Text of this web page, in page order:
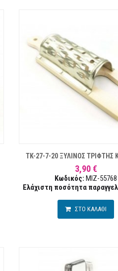
TK-27-7-20 ΞΥΛΙΝΟΣ ΤΡΙΦΤΗΣ
3,90 €
Κωδικός: MIZ-55768
Ελάχιστη ποσότητα
ΣΤΟ ΚΑΛΑΘΙ